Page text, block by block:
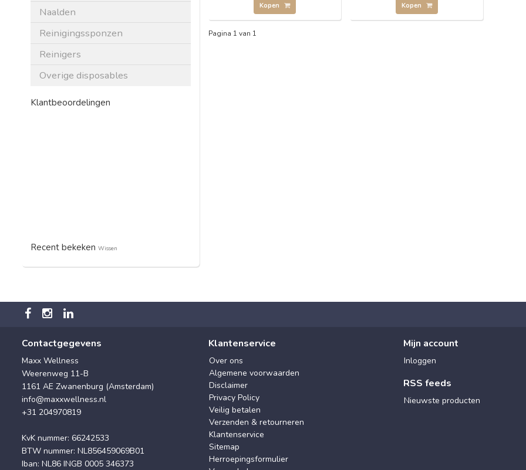
Naalden
Reinigingssponzen
Reinigers
Overige disposables
Klantbeoordelingen
Recent bekeken Wissen
Kopen Kopen
Pagina 1 van 1
Contactgegevens
Maxx Wellness
Weerenweg 11-B
1161 AE Zwanenburg (Amsterdam)
info@maxxwellness.nl
+31 204970819
KvK nummer: 66242533
BTW nummer: NL856459069B01
Iban: NL86 INGB 0005 346373
Klantenservice
Over ons
Algemene voorwaarden
Disclaimer
Privacy Policy
Veilig betalen
Verzenden & retourneren
Klantenservice
Sitemap
Herroepingsformulier
Mijn account
Inloggen
RSS feeds
Nieuwste producten